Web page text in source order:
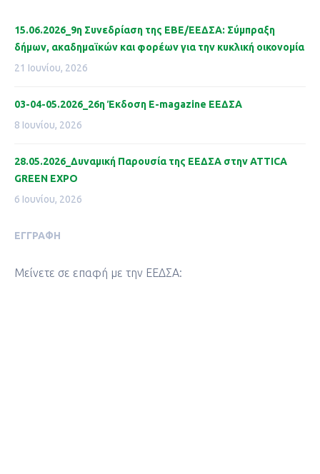
15.06.2026_9η Συνεδρίαση της ΕΒΕ/ΕΕΔΣΑ: Σύμπραξη
δήμων, ακαδημαϊκών και φορέων για την κυκλική οικονομία
21 Ιουνίου, 2026
03-04-05.2026_26η Έκδοση Ε-magazine ΕΕΔΣΑ
8 Ιουνίου, 2026
28.05.2026_Δυναμική Παρουσία της ΕΕΔΣΑ στην ATTICA
GREEN EXPO
6 Ιουνίου, 2026
ΕΓΓΡΑΦΉ
Μείνετε σε επαφή με την ΕΕΔΣΑ: